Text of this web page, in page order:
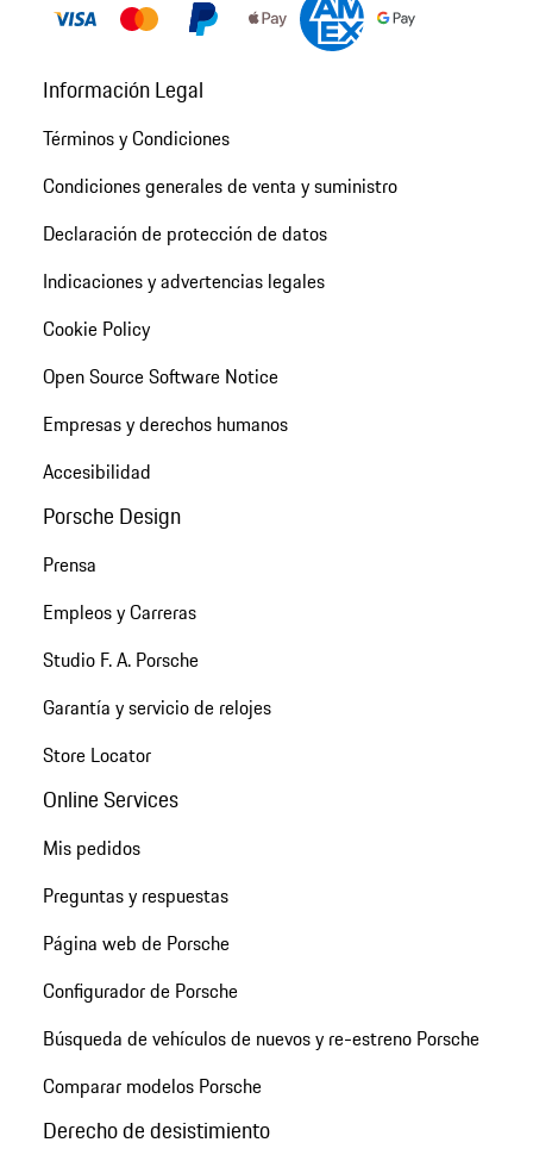
Información Legal
Términos y Condiciones
Condiciones generales de venta y suministro
Declaración de protección de datos
Indicaciones y advertencias legales
Cookie Policy
Open Source Software Notice
Empresas y derechos humanos
Accesibilidad
Porsche Design
Prensa
Empleos y Carreras
Studio F. A. Porsche
Garantía y servicio de relojes
Store Locator
Online Services
Mis pedidos
Preguntas y respuestas
Página web de Porsche
Configurador de Porsche
Búsqueda de vehículos de nuevos y re-estreno Porsche
Comparar modelos Porsche
Derecho de desistimiento